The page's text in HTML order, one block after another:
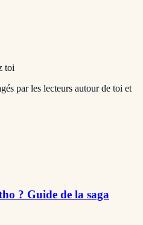
toi
par les lecteurs autour de toi et
? Guide de la saga